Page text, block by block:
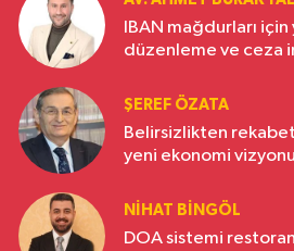
IBAN mağdurları
düzenleme ve ceza
ŞEREF ÖZATA
Belirsizlikten
yeni ekonomi vizyonu
NIHAT BINGÖL
DOA sistemi